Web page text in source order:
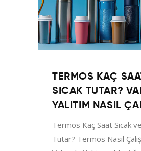
TERMOS KAÇ
SICAK TUTAR?
YALITIM NASIL
Termos Kaç Saat Sıcak
Tutar? Termos Nasıl